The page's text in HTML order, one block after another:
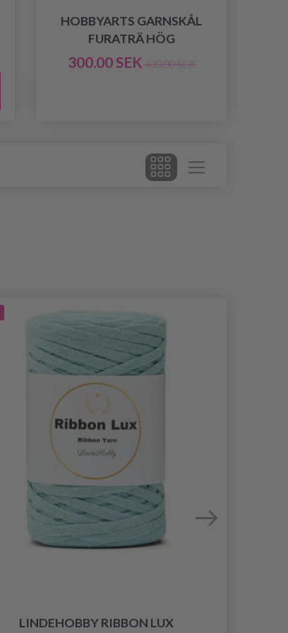
HOBBYARTS GARNSKÅL
FURATRÄ HÖG
300.00 SEK 430.00 SEK
LINDEHOBBY RIBBON LUX